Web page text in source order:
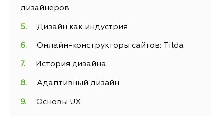
дизайнеров
Дизайн как индустрия
Онлайн-конструкторы сайтов: Tilda
История дизайна
Адаптивный дизайн
Основы UX